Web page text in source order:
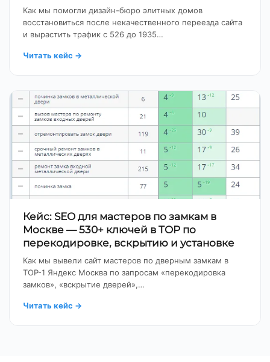
Как мы помогли дизайн-бюро элитных домов
восстановиться после некачественного переезда сайта
и вырастить трафик с 526 до 1935…
Читать кейс →
Кейс: SEO для мастеров по замкам в
Москве — 530+ ключей в TOP по
перекодировке, вскрытию и установке
Как мы вывели сайт мастеров по дверным замкам в
TOP-1 Яндекс Москва по запросам «перекодировка
замков», «вскрытие дверей»,…
Читать кейс →